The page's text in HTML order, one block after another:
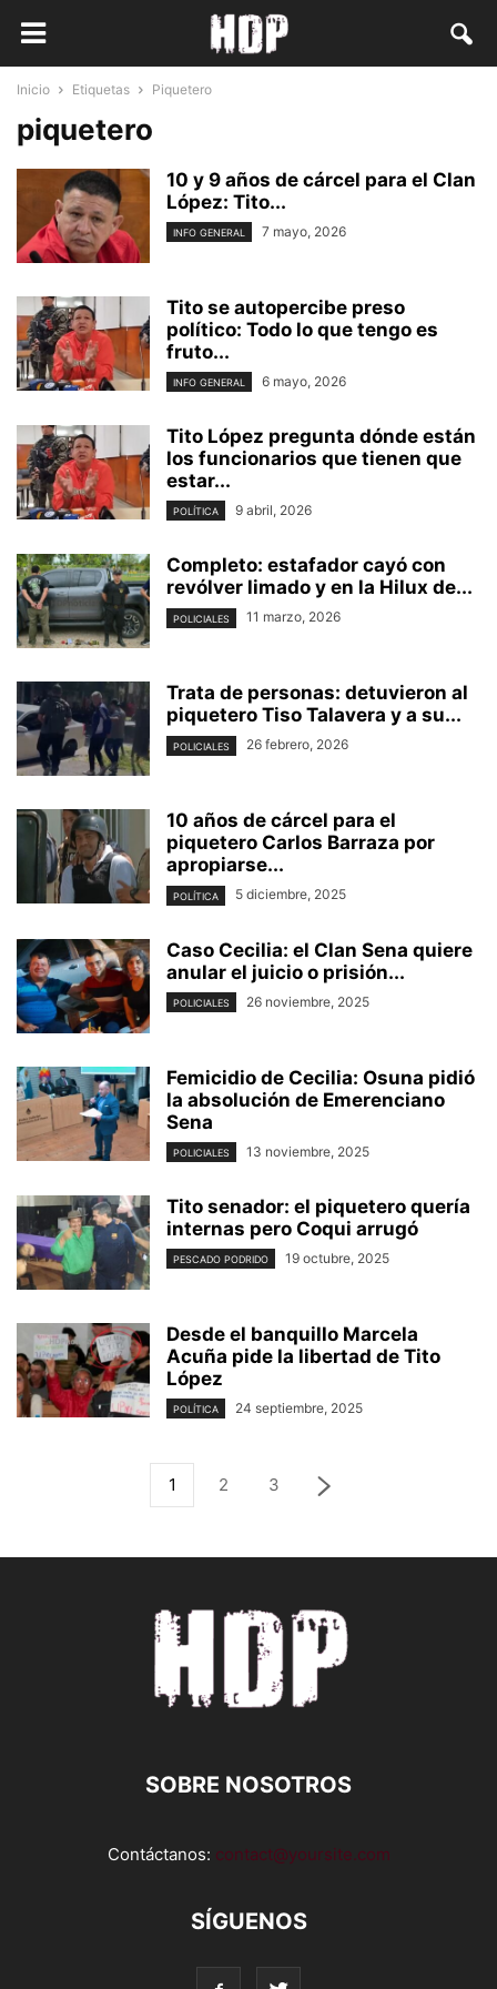
Inicio Etiquetas Piquetero
piquetero
10 y 9 años de cárcel para el Clan
López: Tito...
INFO GENERAL 7 mayo, 2026
Tito se autopercibe preso
político: Todo lo que tengo es
fruto...
INFO GENERAL 6 mayo, 2026
Tito López pregunta dónde están
los funcionarios que tienen que
estar...
POLÍTICA 9 abril, 2026
Completo: estafador cayó con
revólver limado y en la Hilux de...
POLICIALES 11 marzo, 2026
Trata de personas: detuvieron al
piquetero Tiso Talavera y a su...
POLICIALES 26 febrero, 2026
10 años de cárcel para el
piquetero Carlos Barraza por
apropiarse...
POLÍTICA 5 diciembre, 2025
Caso Cecilia: el Clan Sena quiere
anular el juicio o prisión...
POLICIALES 26 noviembre, 2025
Femicidio de Cecilia: Osuna pidió
la absolución de Emerenciano
Sena
POLICIALES 13 noviembre, 2025
Tito senador: el piquetero quería
internas pero Coqui arrugó
PESCADO PODRIDO 19 octubre, 2025
Desde el banquillo Marcela
Acuña pide la libertad de Tito
López
POLÍTICA 24 septiembre, 2025
1 2 3
SOBRE NOSOTROS
Contáctanos: contact@yoursite.com
SÍGUENOS